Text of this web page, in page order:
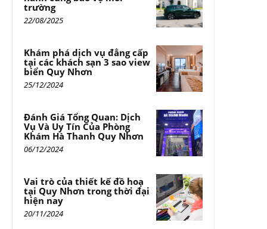
trường
22/08/2025
Khám phá dịch vụ đẳng cấp
tại các khách sạn 3 sao view
biển Quy Nhơn
25/12/2024
Đánh Giá Tổng Quan: Dịch
Vụ Và Uy Tín Của Phòng
Khám Hà Thanh Quy Nhơn
06/12/2024
Vai trò của thiết kế đồ hoạ
tại Quy Nhơn trong thời đại
hiện nay
20/11/2024